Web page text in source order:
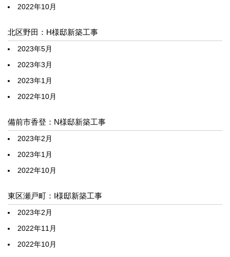
2022年10月
北区野田：H様邸新築工事
2023年5月
2023年3月
2023年1月
2022年10月
備前市香登：N様邸新築工事
2023年2月
2023年1月
2022年10月
東区瀬戸町：I様邸新築工事
2023年2月
2022年11月
2022年10月